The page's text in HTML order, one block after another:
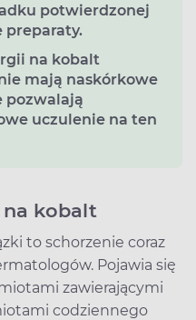
potwierdzonej
preparaty.
na kobalt
mają naskórkowe
pozwalają
uczulenie na ten
kobalt
to schorzenie coraz
Pojawia się
zawierającymi
codziennego